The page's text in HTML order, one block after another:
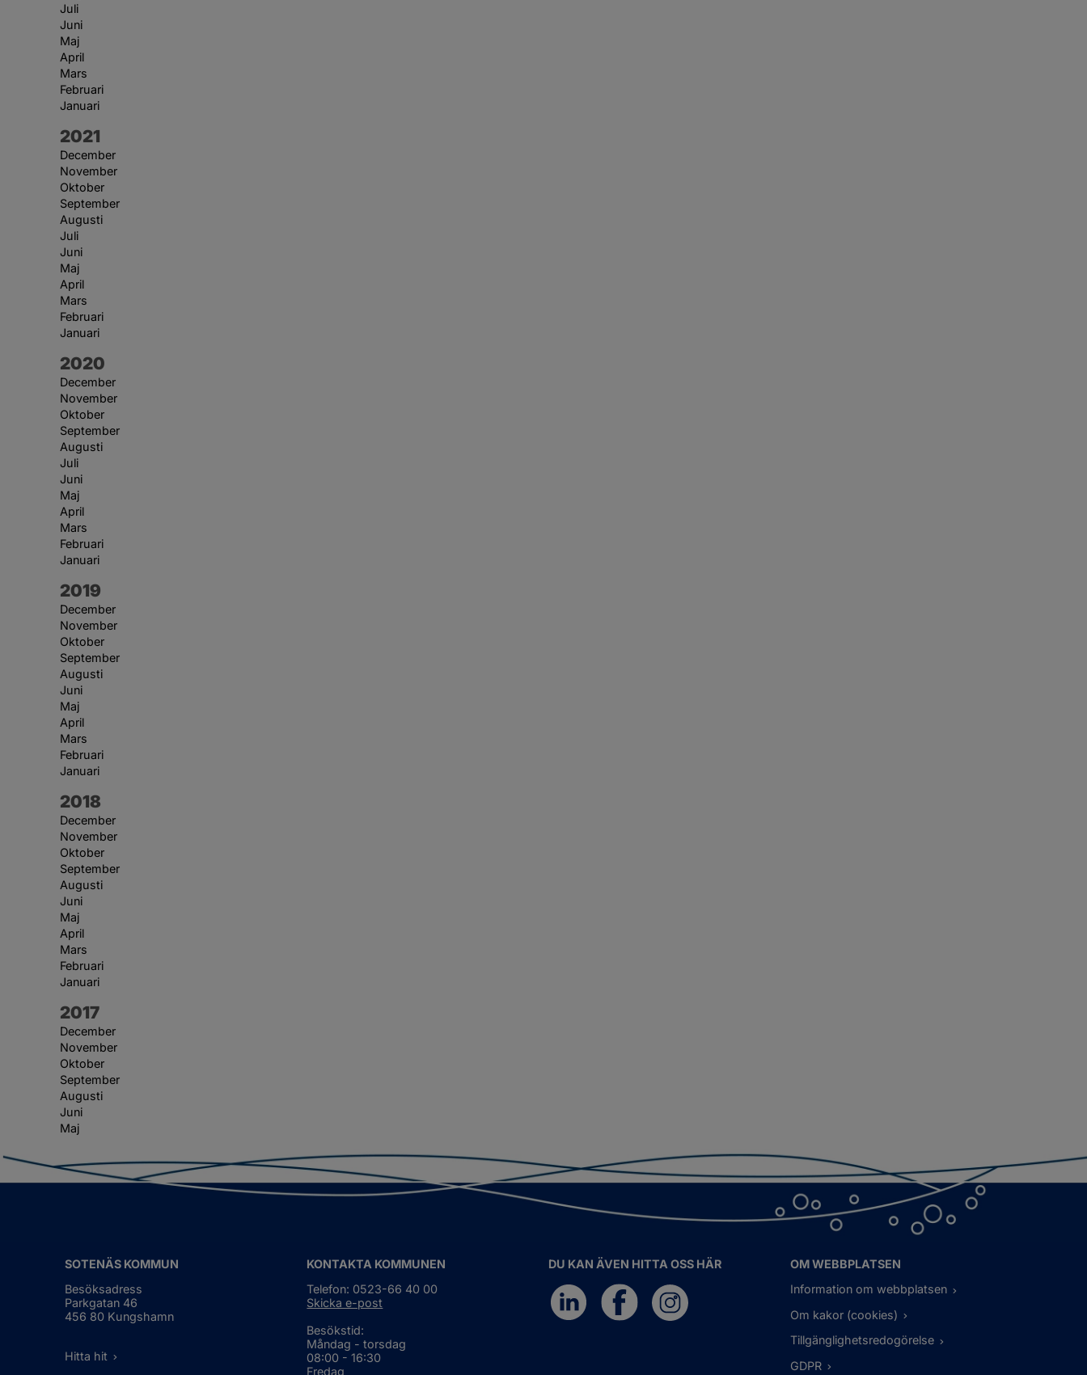
Juli
Juni
Maj
April
Mars
Februari
Januari
År:
2021
December
November
Oktober
September
Augusti
Juli
Juni
Maj
April
Mars
Februari
Januari
År:
2020
December
November
Oktober
September
Augusti
Juli
Juni
Maj
April
Mars
Februari
Januari
År:
2019
December
November
Oktober
September
Augusti
Juni
Maj
April
Mars
Februari
Januari
År:
2018
December
November
Oktober
September
Augusti
Juni
Maj
April
Mars
Februari
Januari
År:
2017
December
November
Oktober
September
Augusti
Juni
Maj
SOTENÄS KOMMUN
Besöksadress
Parkgatan 46
456 80 Kungshamn
Hitta hit
KONTAKTA KOMMUNEN
Telefon: 0523-66 40 00
Skicka e-post
Besökstid:
Måndag - torsdag
08:00 - 16:30
Fredag
DU KAN ÄVEN HITTA OSS HÄR
OM WEBBPLATSEN
Information om webbplatsen
Om kakor (cookies)
Tillgänglighetsredogörelse
GDPR